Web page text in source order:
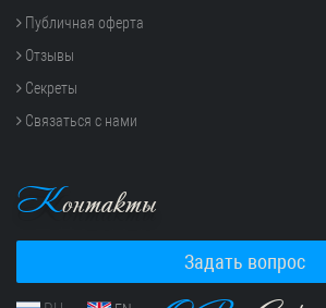
Публичная оферта
Отзывы
Секреты
Связаться с нами
Контакты
Задать вопрос